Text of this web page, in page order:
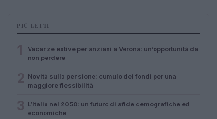
PIÙ LETTI
Vacanze estive per anziani a Verona: un’opportunità da
non perdere
Novità sulla pensione: cumulo dei fondi per una
maggiore flessibilità
L’Italia nel 2050: un futuro di sfide demografiche ed
economiche